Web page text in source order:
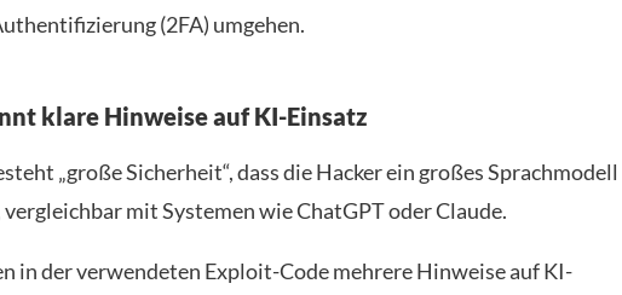
(2FA) umgehen.
klare Hinweise auf KI-Einsatz
„große Sicherheit“, dass die Hacker ein großes Sprachmodell
mit Systemen wie ChatGPT oder Claude.
in der verwendeten Exploit-Code mehrere Hinweise auf KI-